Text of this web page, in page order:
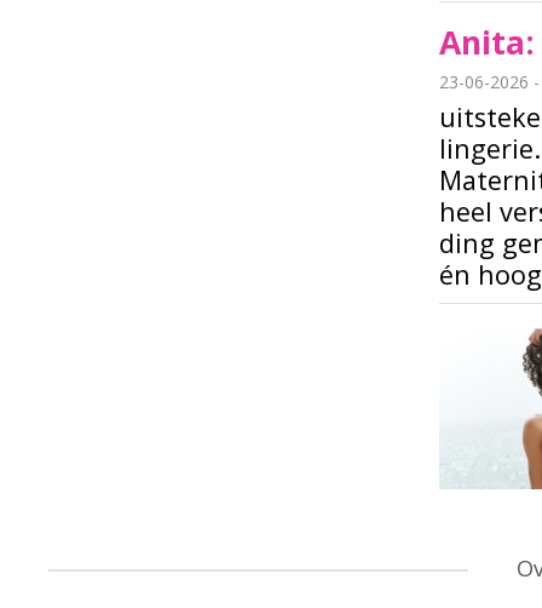
23-06-2026 -
heel
ding
én